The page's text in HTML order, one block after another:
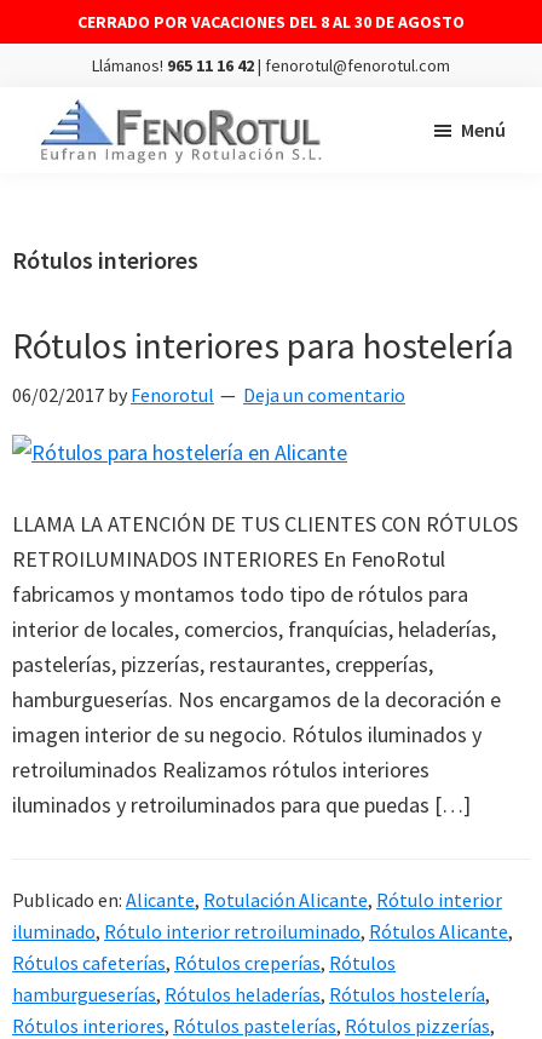
CERRADO POR VACACIONES DEL 8 AL 30 DE AGOSTO
Llámanos! 965 11 16 42| fenorotul@fenorotul.com
páginamontaje
rótulos
y
vinilos
Menú
Rótulos interiores
Rótulos interiores para hostelería
06/02/2017 by Fenorotul Deja un comentario
LLAMA LA ATENCIÓN DE TUS CLIENTES CON RÓTULOS
RETROILUMINADOS INTERIORES En FenoRotul
fabricamos y montamos todo tipo de rótulos para
interior de locales, comercios, franquícias, heladerías,
pastelerías, pizzerías, restaurantes, crepperías,
hamburgueserías. Nos encargamos de la decoración e
imagen interior de su negocio. Rótulos iluminados y
retroiluminados Realizamos rótulos interiores
iluminados y retroiluminados para que puedas […]
Publicado en: Alicante, Rotulación Alicante, Rótulo interior
iluminado, Rótulo interior retroiluminado, Rótulos Alicante,
Rótulos cafeterías, Rótulos creperías, Rótulos
hamburgueserías, Rótulos heladerías, Rótulos hostelería,
Rótulos interiores, Rótulos pastelerías, Rótulos pizzerías,